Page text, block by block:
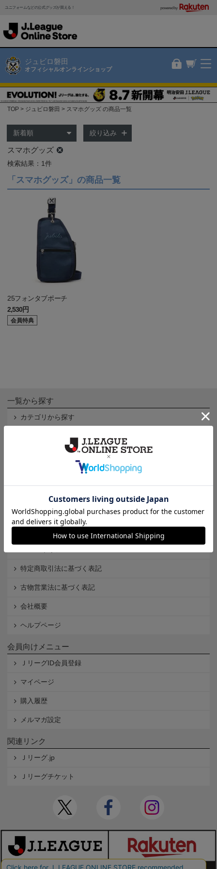
ユニフォームなどの公式グッズが買える！ powered by
ジュビロ磐田
オフィシャルオンラインショップ
TOP ジュビロ磐田 スマホグッズ の商品一覧
絞り込み
スマホグッズ
検索結果：1件
「スマホグッズ」の商品一覧
25フォンタブポーチ
2,530円
会員特典
一覧から探す
カテゴリから探す
Ｊ2
利用規約
特定商取引法に基づく表記
古物営業法に基づく表記
会社概要
ヘルプページ
会員向けメニュー
ＪリーグID会員登録
マイページ
購入履歴
メルマガ設定
関連リンク
Ｊリーグ.jp
Ｊリーグチケット